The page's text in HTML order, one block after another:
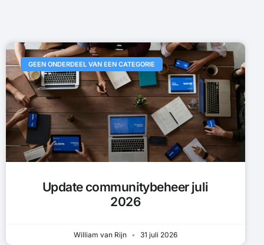
GEEN ONDERDEEL VAN EEN CATEGORIE
Update communitybeheer juli
2026
William van Rijn 31 juli 2026